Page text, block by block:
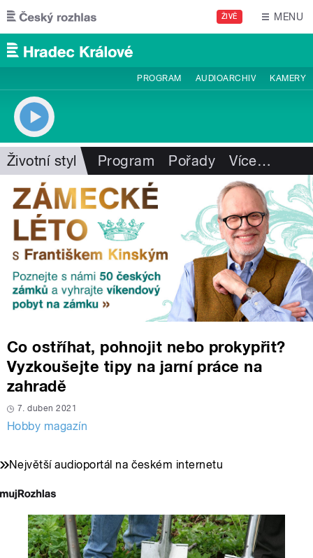
Přejít k hlavnímu obsahu
ŽIVĚ MENU
PROGRAM AUDIOARCHIV KAMERY
Životní styl Program Pořady Více…
Co ostříhat, pohnojit nebo prokypřit?
Vyzkoušejte tipy na jarní práce na
zahradě
7. duben 2021
Hobby magazín
Největší audioportál na českém internetu